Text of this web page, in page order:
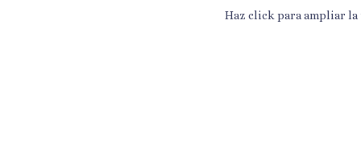
Haz click para ampliar la